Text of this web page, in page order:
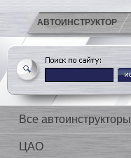
АВТОИНСТРУКТОР
Все автоинструкторы
ЦАО